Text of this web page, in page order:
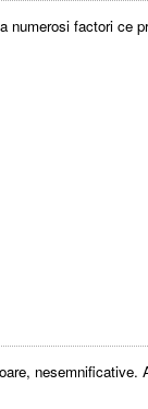
factori ce
nesemnificative.